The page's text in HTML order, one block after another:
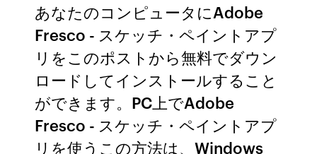
あなたのコンピュータにAdobe
Fresco - スケッチ・ペイントアプ
リをこのポストから無料でダウン
ロードしてインストールすること
ができます。PC上でAdobe
Fresco - スケッチ・ペイントアプ
リを使うこの方法は、Windows